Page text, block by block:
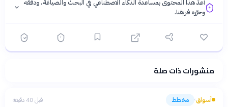
أُعدّ هذا المحتوى بمساعدة الذكاء الاصطناعي في البحث والصياغة، ودقّقه
وحرّره فريقنا.
فلسفتنا المعرفية· سياسة الذكاء الاصطناعيمنشورات ذات صلة
أسواق› مخطط قبل 40 دقيقة